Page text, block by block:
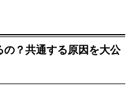
？共通する原因を大公